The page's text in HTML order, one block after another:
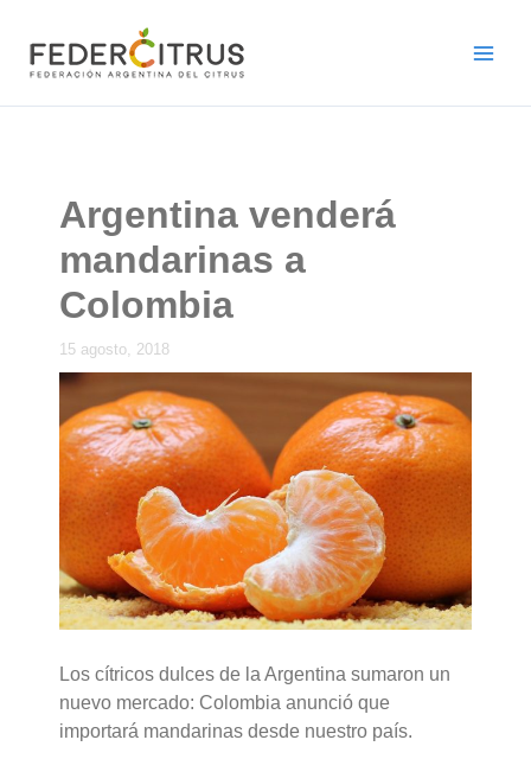
contenido
Argentina venderá
mandarinas a
Colombia
15 agosto, 2018
Los cítricos dulces de la Argentina sumaron un
nuevo mercado: Colombia anunció que
importará mandarinas desde nuestro país.